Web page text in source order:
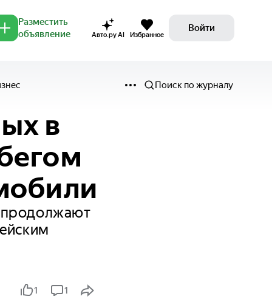
Разместить
объявление
Авто.ру AI Избранное
Войти
Поиск по журналу
в
продолжают
1 1